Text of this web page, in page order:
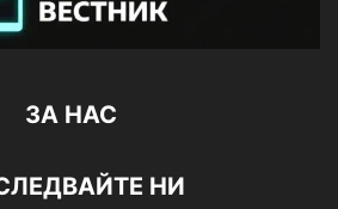
ЗА НАС
НИ